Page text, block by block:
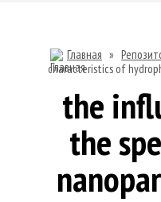
Главная »
characteristics of
the
the